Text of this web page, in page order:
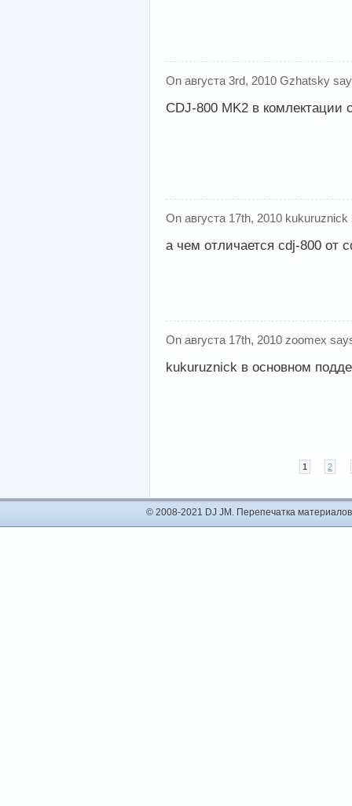
On августа 3rd, 2010 Gzhatsky
CDJ-800 MK2 в комлектации
On августа 17th, 2010
а чем отличается cdj-800 от
On августа 17th, 2010 zoomex
kukuruznick в основном
1 2
© 2008-2021 DJ JM. Перепечатка